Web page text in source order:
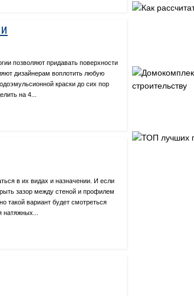
позволяют придавать поверхности
дизайнерам воплотить любую
краски до сих пор
на 4...
в их видах и назначении. И если
зазор между стеной и профилем
такой вариант будет смотреться